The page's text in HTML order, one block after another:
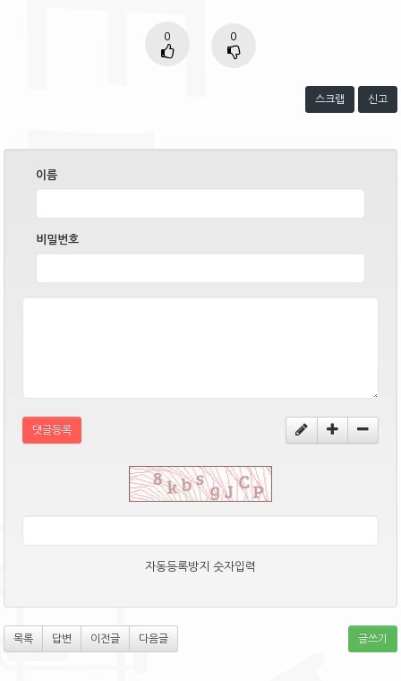
0 0
스크랩 신고
이름
비밀번호
댓글등록
자동등록방지 숫자입력
목록 답변 이전글 다음글 글쓰기